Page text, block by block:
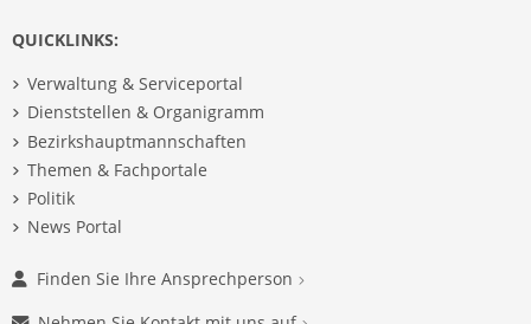
QUICKLINKS:
Verwaltung & Serviceportal
Dienststellen & Organigramm
Bezirkshauptmannschaften
Themen & Fachportale
Politik
News Portal
Finden Sie Ihre Ansprechperson